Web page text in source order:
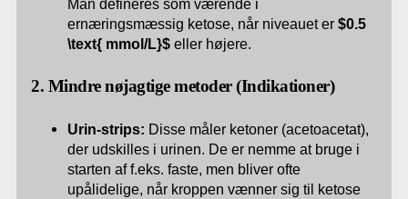
Man defineres som værende i
ernæringsmæssig ketose, når niveauet er$0.5
\text{ mmol/L}$ eller højere.
2. Mindre nøjagtige metoder (Indikationer)
Urin-strips: Disse måler ketoner (acetoacetat),
der udskilles i urinen. De er nemme at bruge i
starten af f.eks. faste, men bliver ofte
upålidelige, når kroppen vænner sig til ketose